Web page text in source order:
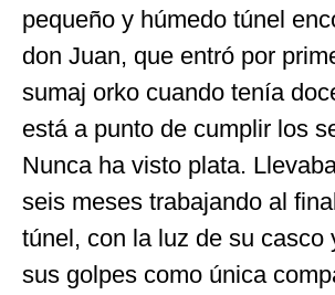
pequeño y húmedo túnel
don Juan, que entró por
sumaj orko cuando tenía
está a punto de cumplir los
Nunca ha visto plata.
seis meses trabajando al
túnel, con la luz de su casco
sus golpes como única